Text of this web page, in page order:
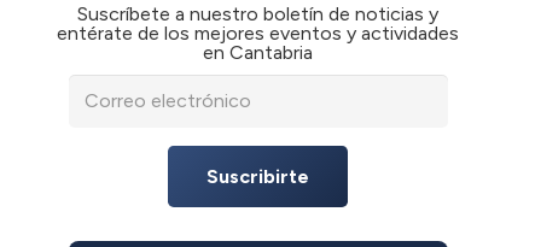
Suscríbete a nuestro boletín de noticias y
entérate de los mejores eventos y actividades
en Cantabria
Suscribirte